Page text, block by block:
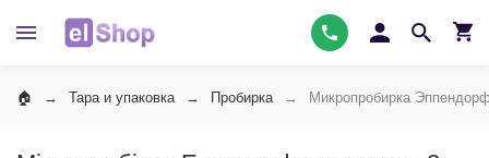
Тара и упаковка Пробирка Микропробирка